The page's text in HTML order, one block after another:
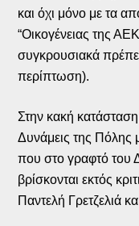
και όχι μόνο με τα
“Οικογένειας της
συγκρουσιακά
περίπτωση).
Στην κακή κατάσταση
Δυνάμεις της Πόλης
που στο γραφτό του
βρίσκονται εκτός
Παντελή Γρετζελιά